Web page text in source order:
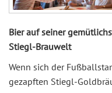
Bier auf seiner
Stiegl-Brauwelt
Wenn sich der
gezapften Stiegl-